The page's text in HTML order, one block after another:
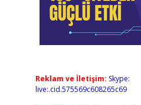
Reklam ve İletişim: Skype:
live:.cid.575569c608265c69